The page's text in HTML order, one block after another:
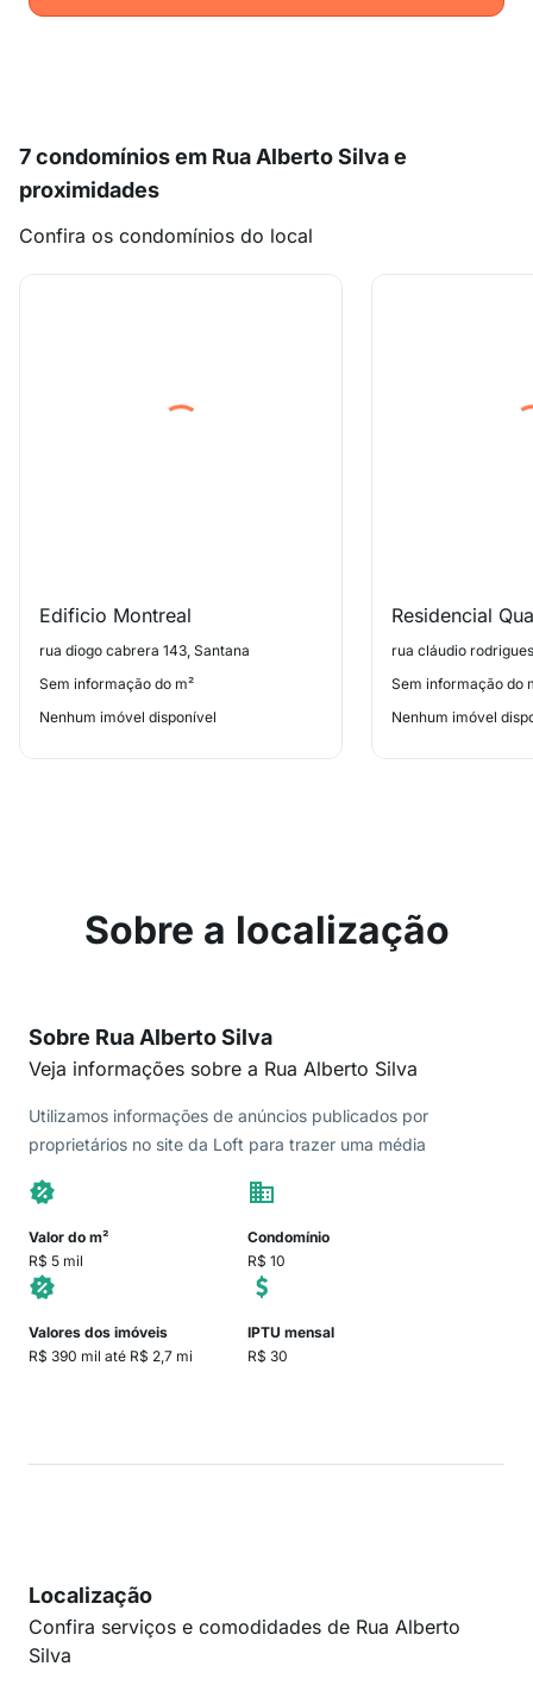
7 condomínios em Rua Alberto Silva e
proximidades
Confira os condomínios do local
Edificio Montreal
rua diogo cabrera 143, Santana
Sem informação do m²
Nenhum imóvel disponível
Residencial
rua cláudio
Sem informação do
Nenhum imóvel
Sobre a localização
Sobre Rua Alberto Silva
Veja informações sobre a Rua Alberto Silva
Utilizamos informações de anúncios publicados por
proprietários no site da Loft para trazer uma média
Valor do m²
R$ 5 mil
Condomínio
R$ 10
Valores dos imóveis
R$ 390 mil até R$ 2,7 mi
IPTU mensal
R$ 30
Localização
Confira serviços e comodidades de Rua Alberto
Silva